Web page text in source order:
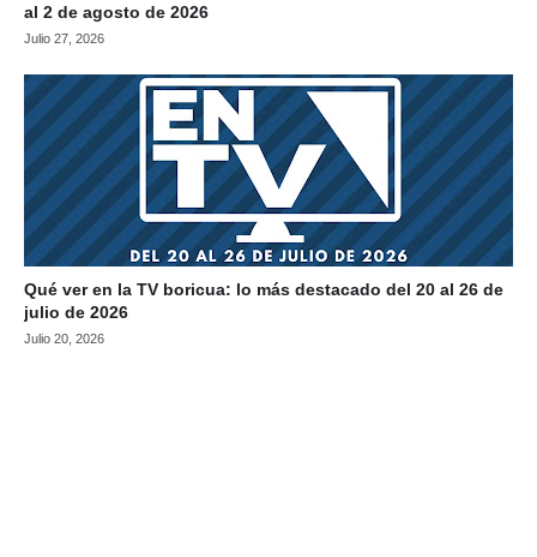
al 2 de agosto de 2026
Julio 27, 2026
Qué ver en la TV boricua: lo más destacado del 20 al 26 de
julio de 2026
Julio 20, 2026